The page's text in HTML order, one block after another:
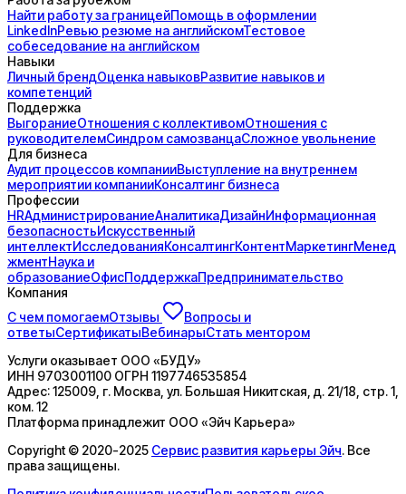
Найти работу за границейПомощь в оформлении
LinkedInРевью резюме на английскомТестовое
собеседование на английском
Навыки
Личный брендОценка навыковРазвитие навыков и
компетенций
Поддержка
ВыгораниеОтношения с коллективомОтношения с
руководителемСиндром самозванцаСложное увольнение
Для бизнеса
Аудит процессов компанииВыступление на внутреннем
мероприятии компанииКонсалтинг бизнеса
Профессии
HRАдминистрированиеАналитикаДизайнИнформационная
безопасностьИскусственный
интеллектИсследованияКонсалтингКонтентМаркетингМенед
жментНаука и
образованиеОфисПоддержкаПредпринимательство
Компания
С чем помогаемОтзывы
Вопросы и
ответыСертификатыВебинарыСтать ментором
Услуги оказывает ООО «БУДУ»
ИНН 9703001100 ОГРН 1197746535854
Адрес:125009, г. Москва, ул. Большая Никитская, д. 21/18, стр. 1,
ком. 12
Платформа принадлежит ООО «Эйч Карьера»
Copyright © 2020-2025 Сервис развития карьеры Эйч. Все
права защищены.